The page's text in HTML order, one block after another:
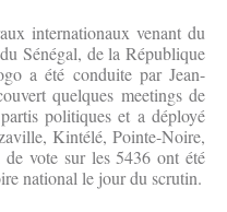
internationaux venant du
Sénégal, de la République
a été conduite par Jean-
quelques meetings de
politiques et a déployé
Kintélé, Pointe-Noire,
vote sur les 5436 ont été
national le jour du scrutin.